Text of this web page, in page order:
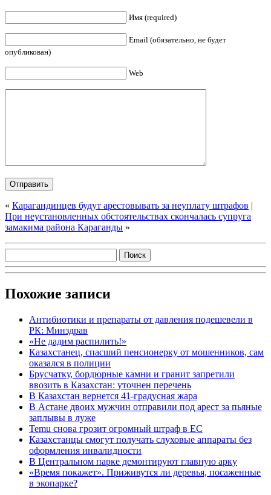
Имя (required)
Email (обязательно, не будет
опубликован)
Web
« Карагандинцев будут арестовывать за неуплату штрафов |
При неустановленных обстоятельствах скончалась супруга
замакима района Караганды »
Похожие записи
Антибиотики и препараты от давления подешевели в
РК: Минздрав
«Не дадим распилить!»
Казахстанец, спасший пенсионерку от мошенников, сам
оказался в полиции
Брусчатку, бордюрные камни и гранит запретили
ввозить в Казахстан: уточнен перечень
В Казахстан вернется 41-градусная жара
В Астане двоих мужчин отправили под арест за пьяные
заплывы в луже
Temu снова грозит огромный штраф в ЕС
Казахстанцы смогут получать слуховые аппараты без
оформления инвалидности
В Центральном парке демонтируют главную арку
«Время покажет». Приживутся ли деревья, посаженные
в экопарке?